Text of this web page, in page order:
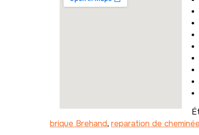
brique Brehand, reparation de